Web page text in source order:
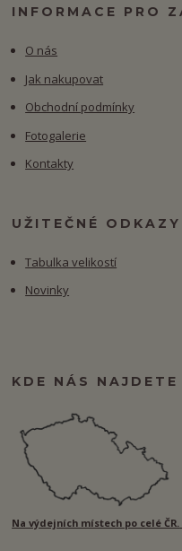
INFORMACE PRO
O nás
Jak nakupovat
Obchodní podmínky
Fotogalerie
Kontakty
UŽITEČNÉ ODKAZY
Tabulka velikostí
Novinky
KDE NÁS NAJDETE
Na výdejních místech po celé ČR.